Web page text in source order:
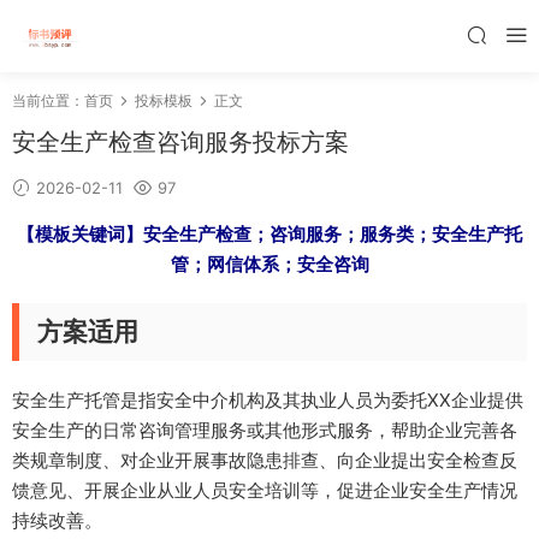
当前位置： 首页 投标模板 正文
安全生产检查咨询服务投标方案
2026-02-11 97
【模板关键词】安全生产检查；咨询服务；服务类；安全生产托
管；网信体系；安全咨询
方案适用
安全生产托管是指安全中介机构及其执业人员为委托XX企业提供
安全生产的日常咨询管理服务或其他形式服务，帮助企业完善各
类规章制度、对企业开展事故隐患排查、向企业提出安全检查反
馈意见、开展企业从业人员安全培训等，促进企业安全生产情况
持续改善。